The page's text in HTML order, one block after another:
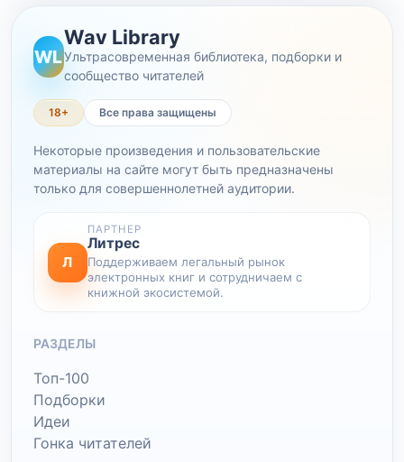
WL
Wav Library
Ультрасовременная библиотека, подборки и
сообщество читателей
18+ Все права защищены
Некоторые произведения и пользовательские
материалы на сайте могут быть предназначены
только для совершеннолетней аудитории.
Л
ПАРТНЕР
Литрес
Поддерживаем легальный рынок
электронных книг и сотрудничаем с
книжной экосистемой.
РАЗДЕЛЫ
Топ-100
Подборки
Идеи
Гонка читателей